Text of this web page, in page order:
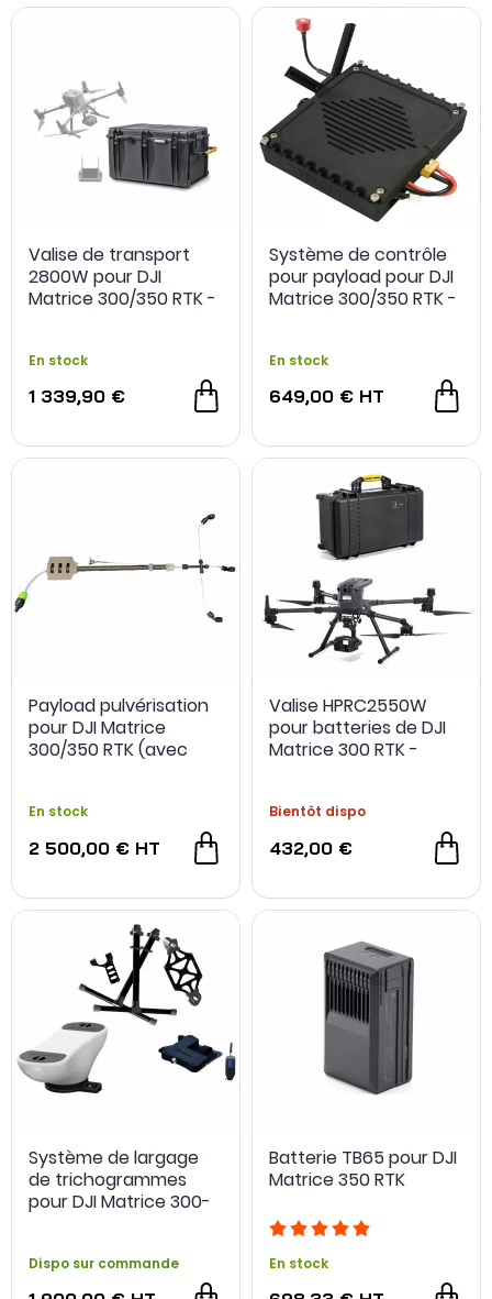
Le DJI Matrice 350 RTK propose des
fonctions intelligentes
de tracking comme le Waypoint, Cartographie, Oblique, Vol
linéaire, Suivi terrain, Oblique intelligente, PinPoint, Définir POI
et AI Spot-Check.
Retrouvez le drone et ses différents accessoires dans
cette catégorie.
Valise de transport
2800W pour DJI
Matrice 300/350 RTK -
En stock
1 339,90 €
Système de contrôle
pour payload pour DJI
Matrice 300/350 RTK -
En stock
649,00 € HT
Payload pulvérisation
pour DJI Matrice
300/350 RTK (avec
En stock
2 500,00 € HT
Valise HPRC2550W
pour batteries de DJI
Matrice 300 RTK -
Bientôt dispo
432,00 €
Système de largage
de trichogrammes
pour DJI Matrice 300-
Dispo sur commande
Batterie TB65 pour DJI
Matrice 350 RTK
En stock